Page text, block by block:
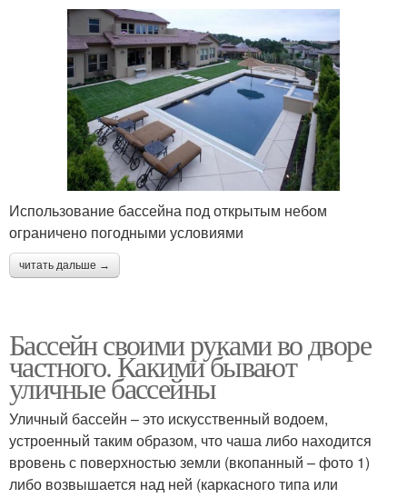
Использование бассейна под открытым небом
ограничено погодными условиями
читать дальше →
Бассейн своими руками во дворе
частного. Какими бывают
уличные бассейны
Уличный бассейн – это искусственный водоем,
устроенный таким образом, что чаша либо находится
вровень с поверхностью земли (вкопанный – фото 1)
либо возвышается над ней (каркасного типа или